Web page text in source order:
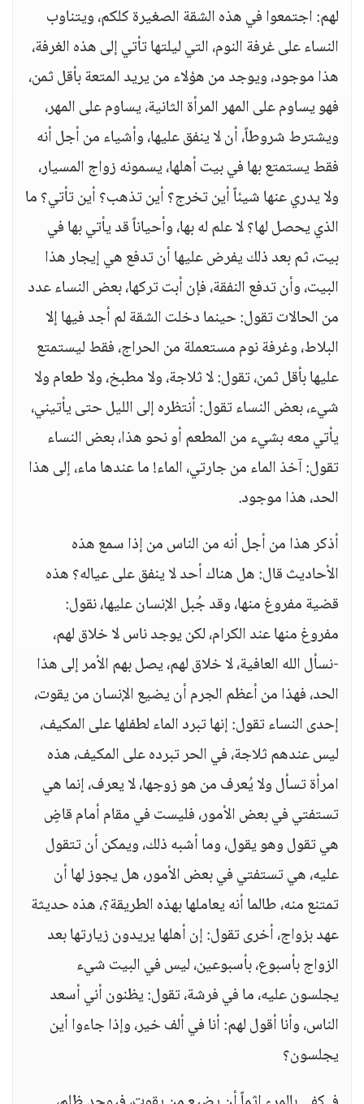
لهم: اجتمعوا في هذه الشقة الصغيرة كلكم، ويتناوب
النساء على غرفة النوم، التي ليلتها تأتي إلى هذه الغرفة،
هذا موجود، ويوجد من هؤلاء من يريد المتعة بأقل ثمن،
فهو يساوم على المهر المرأة الثانية، يساوم على المهر،
ويشترط شروطاً، أن لا ينفق عليها، وأشياء من أجل أنه
فقط يستمتع بها في بيت أهلها، يسمونه زواج المسيار،
ولا يدري عنها شيئاً أين تخرج؟ أين تذهب؟ أين تأتي؟ ما
الذي يحصل لها؟ لا علم له بها، وأحياناً قد يأتي بها في
بيت، ثم بعد ذلك يفرض عليها أن تدفع هي إيجار هذا
البيت، وأن تدفع النفقة، فإن أبت تركها، بعض النساء عدد
من الحالات تقول: حينما دخلت الشقة لم أجد فيها إلا
البلاط، وغرفة نوم مستعملة من الحراج، فقط ليستمتع
عليها بأقل ثمن، تقول: لا ثلاجة، ولا مطبخ، ولا طعام ولا
شيء، بعض النساء تقول: أنتظره إلى الليل حتى يأتيني،
يأتي معه بشيء من المطعم أو نحو هذا، بعض النساء
تقول: آخذ الماء من جارتي، الماء! ما عندها ماء، إلى هذا
الحد، هذا موجود.
أذكر هذا من أجل أنه من الناس من إذا سمع هذه
الأحاديث قال: هل هناك أحد لا ينفق على عياله؟ هذه
قضية مفروغ منها، وقد جُبل الإنسان عليها، نقول:
مفروغ منها عند الكرام، لكن يوجد ناس لا خلاق لهم،
-نسأل الله العافية، لا خلاق لهم، يصل بهم الأمر إلى هذا
الحد، فهذا من أعظم الجرم أن يضيع الإنسان من يقوت،
إحدى النساء تقول: إنها تبرد الماء لطفلها على المكيف،
ليس عندهم ثلاجة، في الحر تبرده على المكيف، هذه
امرأة تسأل ولا يُعرف من هو زوجها، لا يعرف، إنما هي
تستفتي في بعض الأمور، فليست في مقام أمام قاضٍ
هي تقول وهو يقول، وما أشبه ذلك، ويمكن أن تتقول
عليه، هي تستفتي في بعض الأمور، هل يجوز لها أن
تمتنع منه، طالما أنه يعاملها بهذه الطريقة؟، هذه حديثة
عهد بزواج، أخرى تقول: إن أهلها يريدون زيارتها بعد
الزواج بأسبوع، بأسبوعين، ليس في البيت شيء
يجلسون عليه، ما في فرشة، تقول: يظنون أني أسعد
الناس، وأنا أقول لهم: أنا في ألف خير، وإذا جاءوا أين
يجلسون؟